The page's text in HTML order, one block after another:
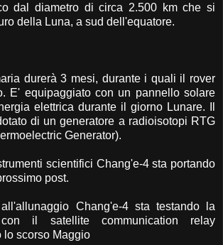
dal diametro di circa 2.500 km che si
della Luna, a sud dell'equatore.
durerà 3 mesi, durante i quali il rover
E' equipaggiato con un pannello solare
elettrica durante il giorno Lunare. Il
di un generatore a radioisotopi RTG
Generator).
scientifici Chang'e-4 sta portando
post.
Chang'e-4 sta testando la
con il satellite communication relay
lo scorso Maggio